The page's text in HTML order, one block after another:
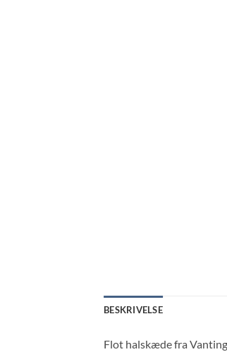
BESKRIVELSE
Flot halskæde fra